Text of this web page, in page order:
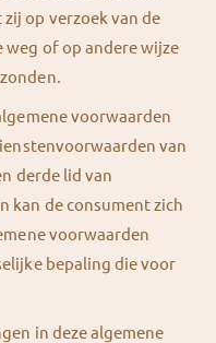
op verzoek van de
of op andere wijze
voorwaarden
van
derde lid van
kan de consument zich
voorwaarden
bepaling die voor
in deze algemene